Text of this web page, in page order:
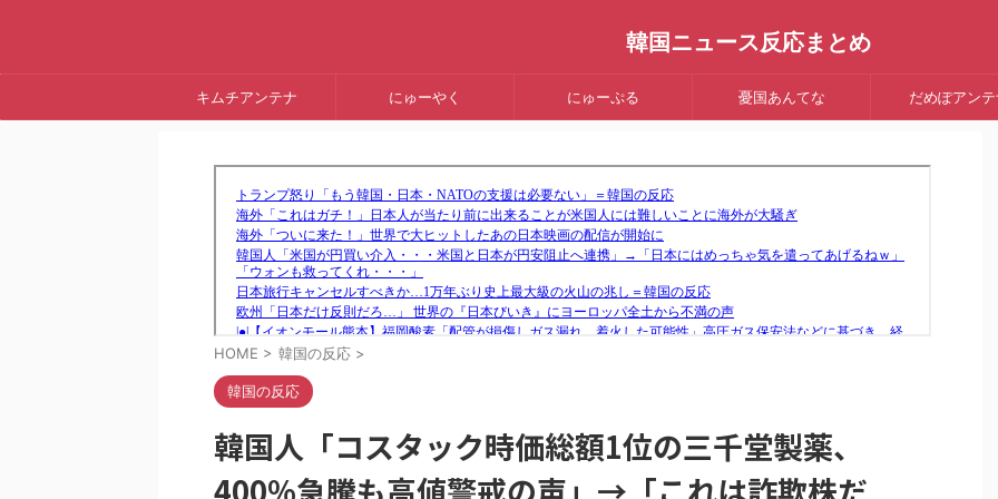
韓国ニュース反応まとめ
キムチアンテナ にゅーやく にゅーぷる 憂国あんてな だめぽアンテ
HOME > 韓国の反応 >
韓国の反応
韓国人「コスタック時価総額1位の三千堂製薬、